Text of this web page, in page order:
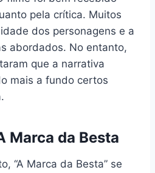
pela crítica. Muitos
dos personagens e a
abordados. No entanto,
que a narrativa
mais a fundo certos
Marca da Besta
“A Marca da Besta” se